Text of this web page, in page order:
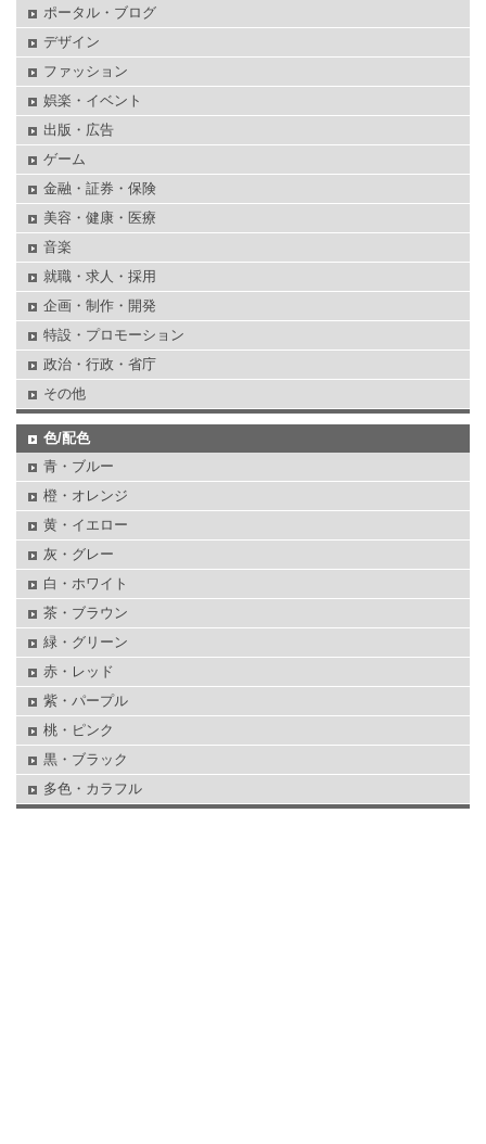
ポータル・ブログ
デザイン
ファッション
娯楽・イベント
出版・広告
ゲーム
金融・証券・保険
美容・健康・医療
音楽
就職・求人・採用
企画・制作・開発
特設・プロモーション
政治・行政・省庁
その他
色/配色
青・ブルー
橙・オレンジ
黄・イエロー
灰・グレー
白・ホワイト
茶・ブラウン
緑・グリーン
赤・レッド
紫・パープル
桃・ピンク
黒・ブラック
多色・カラフル